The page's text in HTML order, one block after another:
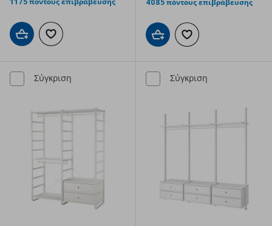
Προσθήκη στο καλάθι
Προσθήκη στα αγαπημένα
4085 πόντους επιβράβευσης
Προσθήκη στο καλάθι
Προσθήκη στα
Σύγκριση Σύγκριση